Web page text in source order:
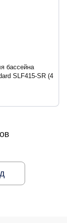
бассейна
SLF415-SR (4